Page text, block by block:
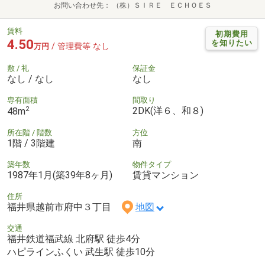
お問い合わせ先 （株）ＳＩＲＥ ＥＣＨＯＥＳ
初期費用
を知りたい
賃料
4.50万円 / 管理費等 なし
敷 / 礼
なし / なし
保証金
なし
専有面積
48m2
間取り
2DK(洋６、和８)
所在階 / 階数
1階 / 3階建
方位
南
築年数
1987年1月(築39年8ヶ月)
物件タイプ
賃貸マンション
住所
福井県越前市府中３丁目 地図
交通
福井鉄道福武線 北府駅 徒歩4分
ハピラインふくい 武生駅 徒歩10分